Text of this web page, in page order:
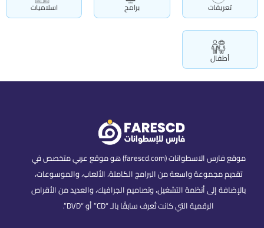
تعريفات برامج اسلاميات
أطفال
موقع فارس الاسطوانات (farescd.com) هو موقع عربي متخصص في
تقديم مجموعة واسعة من البرامج الكاملة، الألعاب، والموسوعات،
بالإضافة إلى أنظمة التشغيل، وتصاميم الجرافيك، والعديد من الأقراص
الرقمية التي كانت تُعرف سابقًا بالـ “CD” أو “DVD”.